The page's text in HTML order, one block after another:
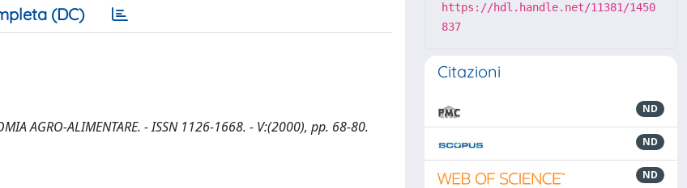
(DC)
AGRO-ALIMENTARE. - ISSN 1126-1668. - V:(2000), pp. 68-80.
https://hdl.handle.net/11381/1450
837
Citazioni
ND
ND
ND